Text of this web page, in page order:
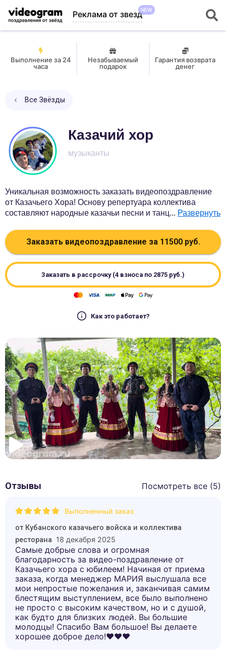
Реклама от звездNEW
Выполнение за 24
часа
Незабываемый
подарок
Гарантия возврата
денег
Все Звёзды
Казачий хор
музыканты
Уникальная возможность заказать видеопоздравление
от Казачьего Хора! Основу репертуара коллектива
составляют народные казачьи песни и танц... Развернуть
Заказать видеопоздравление за 11500руб.
Заказать в рассрочку (4 взноса по 2875 руб.)
Как это работает?
Отзывы Посмотреть все (5)
Выполненный заказ
от Кубанского казачьего войска и коллектива
ресторана 18 декабря 2025
Самые добрые слова и огромная
благодарность за видео-поздравление от
Казачьего хора с юбилеем! Начиная от приема
заказа, когда менеджер МАРИЯ выслушала все
мои непростые пожелания и, заканчивая самим
блестящим выступлением, все было выполнено
не просто с высоким качеством, но и с душой,
как будто для близких людей. Вы большие
молодцы! Спасибо Вам большое! Вы делаете
хорошее доброе дело!❤️❤️❤️